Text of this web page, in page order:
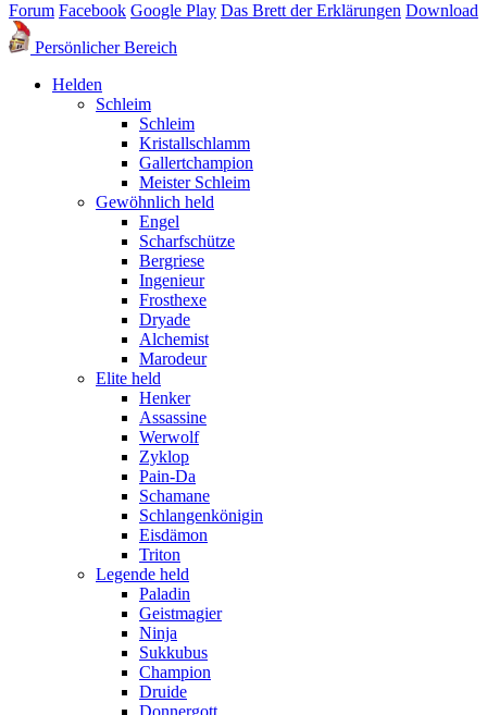
Forum Facebook Google Play Das Brett der Erklärungen Download
Persönlicher Bereich
Helden
Schleim
Schleim
Kristallschlamm
Gallertchampion
Meister Schleim
Gewöhnlich held
Engel
Scharfschütze
Bergriese
Ingenieur
Frosthexe
Dryade
Alchemist
Marodeur
Elite held
Henker
Assassine
Werwolf
Zyklop
Pain-Da
Schamane
Schlangenkönigin
Eisdämon
Triton
Legende held
Paladin
Geistmagier
Ninja
Sukkubus
Champion
Druide